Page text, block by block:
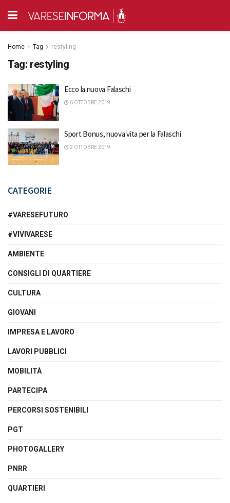
Home Tag restyling
Tag: restyling
Ecco la nuova Falaschi
6 OTTOBRE 2019
Sport Bonus, nuova vita per la Falaschi
2 OTTOBRE 2019
CATEGORIE
#VARESEFUTURO
#VIVIVARESE
AMBIENTE
CONSIGLI DI QUARTIERE
CULTURA
GIOVANI
IMPRESA E LAVORO
LAVORI PUBBLICI
MOBILITÀ
PARTECIPA
PERCORSI SOSTENIBILI
PGT
PHOTOGALLERY
PNRR
QUARTIERI